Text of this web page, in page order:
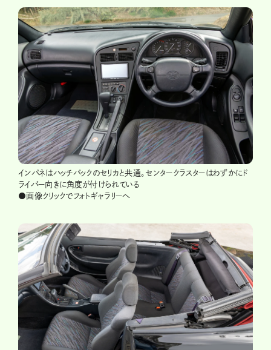
インパネはハッチバックのセリカと共通。センタークラスターはわずかにド
ライバー向きに角度が付けられている
●画像クリックでフォトギャラリーへ